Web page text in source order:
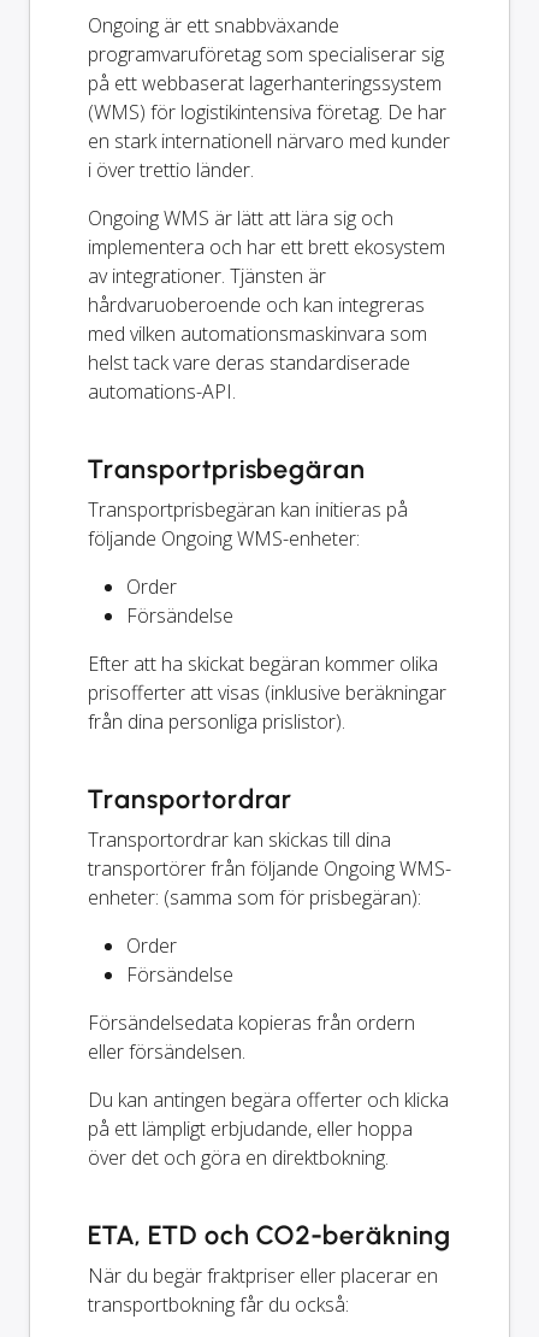
Ongoing är ett snabbväxande
programvaruföretag som specialiserar sig
på ett webbaserat lagerhanteringssystem
(WMS) för logistikintensiva företag. De har
en stark internationell närvaro med kunder
i över trettio länder.
Ongoing WMS är lätt att lära sig och
implementera och har ett brett ekosystem
av integrationer. Tjänsten är
hårdvaruoberoende och kan integreras
med vilken automationsmaskinvara som
helst tack vare deras standardiserade
automations-API.
Transportprisbegäran
Transportprisbegäran kan initieras på
följande Ongoing WMS-enheter:
Order
Försändelse
Efter att ha skickat begäran kommer olika
prisofferter att visas (inklusive beräkningar
från dina personliga prislistor).
Transportordrar
Transportordrar kan skickas till dina
transportörer från följande Ongoing WMS-
enheter: (samma som för prisbegäran):
Order
Försändelse
Försändelsedata kopieras från ordern
eller försändelsen.
Du kan antingen begära offerter och klicka
på ett lämpligt erbjudande, eller hoppa
över det och göra en direktbokning.
ETA, ETD och CO2-beräkning
När du begär fraktpriser eller placerar en
transportbokning får du också: